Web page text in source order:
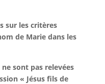
sur les critères
de Marie dans les
sont pas relevées
« Jésus fils de